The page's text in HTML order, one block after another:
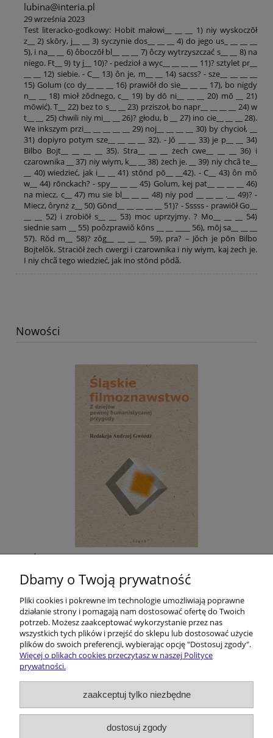
lubina@interia.pl
29 września 2023
Test literacko-godkowy: Hobit małowi__ __ __ 1) niy wyskoczōł
z__ 2) skōry, j__ __ 3) syczynie dos__ __ __ 4) do jego us_ __ __ __
5), i na__ __ 6) ôboczōł bl__ __ __ 7) ôczy wytrzyszczać s__ __ 8) na
niego. Ft__ 9) ty j__ 10)? - pedzioł a wyc__ __ __ __ 11)? sztylet pr__
__ __ 12) siebie. - C__ 13) ôn je, m__ __ 14) sacss? - sze__ __ __ __
15) Golum (co dy__ __ __ 16) prawiōł do sie__ __ __ 17), bo nigdy
n__ __ 18) mioł żŏdnego, c__ 19) by dō ni__ __ __ 20) mō __ 21)
mōwić). T__ 22) bez to s__ __ 23) prziszoł, bo napr__ __ __ __ 24) w
t__ __ 25) chwili niy mi__ __ 26)? głodu, b __ 27) ino cie__ __ __ 28).
We inkszym przi__ __ __ __ __ 29) noj__ __ __ __ 30) by chycioł, __
31) dopiyro potym sze__ __ __ __ 32). - Jŏ __ __ 33) je p__ __ 34)
Bilbo Bojt__ __ __ __ 35). Stra__ __ __ żech cwe__ __ __ 36) i
czarownika __ 37) niy wiym, k__ __ 38) żech je. __ 39) niy chcã te__
__ 40) wiedzieć, jak i__ __ 41) stōnd pō__ __42). - C__ 43) ôn mŏ
w__ 44) rōnckach? - spy__ __ __ 45) Golum, kej pat__ __ __ __ 46)
na miecz, c__ 47) mu sie bl__ __ __ 48) niy pod __ __ __ .__ 49)? -
Miecz, ôrynż z__ 50) Gōnd__ __ __ __ __ 51)? - Sssss - prawiōł Go__
__ __ 52) i zrobiōł s__ __ 53) moc uprzyjmy. ? Mo__ __ __ 54)
siednie sam __ 55) poôzprawiŏ kōns __ __ ____ 56), mōj sa__ __ __
57). Rŏd m__ 58)? zŏg__ __ __ __ 59), pra? – Jŏch je pōn Bilbo
Bojtelŏk. Straciōł żech cwergi i czarownika i niy wiym, kaj żech je.
I niy chcã tego wiedzieć, jak ino stōnd pōdã.
Nowości
Śląskie filmoznawstwo. Z dziejów pewnej
humanistycznej przygody
40,00 zł
do koszyka
Pomoc
Dostawa i koszty
Dbamy o Twoją prywatność
Pliki cookies i pokrewne im technologie umożliwiają poprawne
działanie strony i pomagają nam dostosować ofertę do Twoich
potrzeb. Możesz zaakceptować wykorzystanie przez nas
wszystkich tych plików i przejść do sklepu lub dostosować użycie
plików do swoich preferencji, wybierając opcję "Dostosuj zgody".
Więcej o plikach cookies przeczytasz w naszej Polityce
prywatności.
zaakceptuj tylko niezbędne
dostosuj zgody